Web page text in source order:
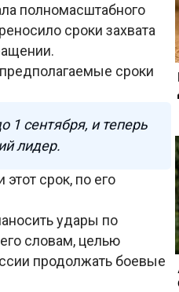
полномасштабного
сроки захвата
сроки
1 сентября, и теперь
лидер.
срок, по его
удары по
словам, целью
продолжать боевые